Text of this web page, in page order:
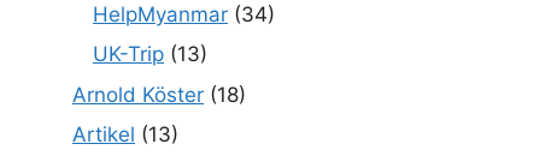
HelpMyanmar (34)
UK-Trip (13)
Arnold Köster (18)
Artikel (13)